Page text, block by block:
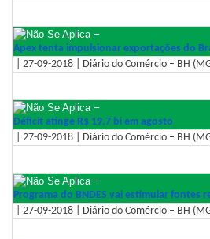
–
Apex tenta impulsionar exportações do
| 27-09-2018 | Diário do Comércio – BH
–
Déficit atinge R$ 19,7 bi em agosto
| 27-09-2018 | Diário do Comércio – BH
–
Programa do BNDES vai estimular fontes
| 27-09-2018 | Diário do Comércio – BH